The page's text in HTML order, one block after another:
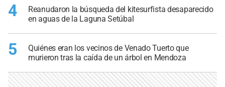
4
Reanudaron la búsqueda del kitesurfista desaparecido
en aguas de la Laguna Setúbal
5
Quiénes eran los vecinos de Venado Tuerto que
murieron tras la caída de un árbol en Mendoza